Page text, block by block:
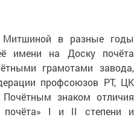
Митшиной в разные годы
имени на Доску почёта
грамотами завода,
профсоюзов РТ, ЦК
знаком отличия
почёта» I и II степени и